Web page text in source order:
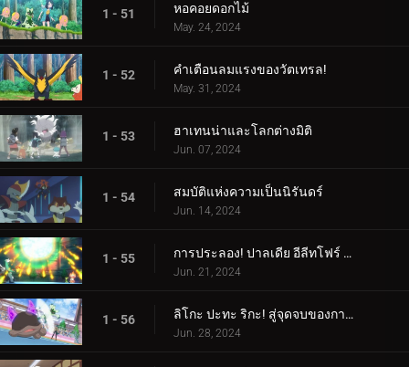
1 - 51 หอคอยดอกไม้
May. 24, 2024
1 - 52 คำเตือนลมแรงของวัตเทรล!
May. 31, 2024
1 - 53 ฮาเทนน่าและโลกต่างมิติ
Jun. 07, 2024
1 - 54 สมบัติแห่งความเป็นนิรันดร์
Jun. 14, 2024
1 - 55 การประลอง! ปาลเดีย อีลีทโฟร์ (1)
Jun. 21, 2024
1 - 56 ลิโกะ ปะทะ ริกะ! สู่จุดจบของการต่อสู้ (2)
Jun. 28, 2024